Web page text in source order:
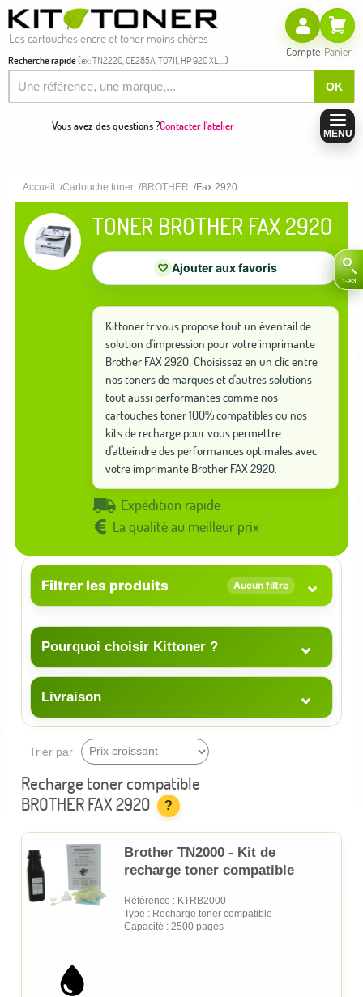
Les cartouches encre et toner moins chères
Recherche rapide(ex: TN2220, CE285A, T0711, HP 920 XL,...)
OK
Compte Panier
Vous avez des questions ?Contacter l'atelier
MENU
Accueil Cartouche toner BROTHER Fax 2920
TONER BROTHER FAX 2920
♡ Ajouter aux favoris
Kittoner.fr vous propose tout un éventail de
solution d'impression pour votre imprimante
Brother FAX 2920. Choisissez en un clic entre
nos toners de marques et d'autres solutions
tout aussi performantes comme nos
cartouches toner 100% compatibles ou nos
kits de recharge pour vous permettre
d'atteindre des performances optimales avec
votre imprimante Brother FAX 2920.
Expédition rapide
La qualité au meilleur prix
Filtrer les produits Aucun filtre ⌄
Pourquoi choisir Kittoner ? ⌄
Livraison ⌄
Trier par
Recharge toner compatible
BROTHER FAX 2920
?
Brother TN2000 - Kit de
recharge toner compatible
Référence : KTRB2000
Type : Recharge toner compatible
Capacité : 2500 pages